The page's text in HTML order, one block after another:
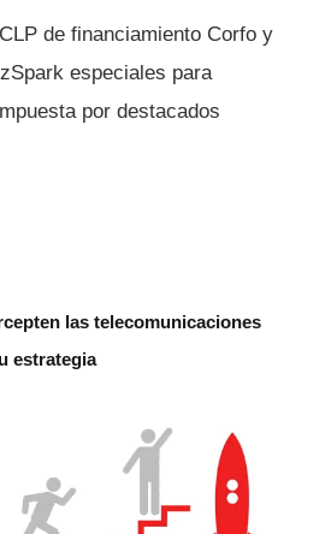
de financiamiento Corfo y
especiales para
por destacados
las telecomunicaciones
estrategia